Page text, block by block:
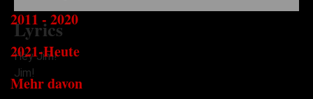
2011 - 2020
2021-Heute
Mehr davon
Lyrics
Hey Jim!
Jim!